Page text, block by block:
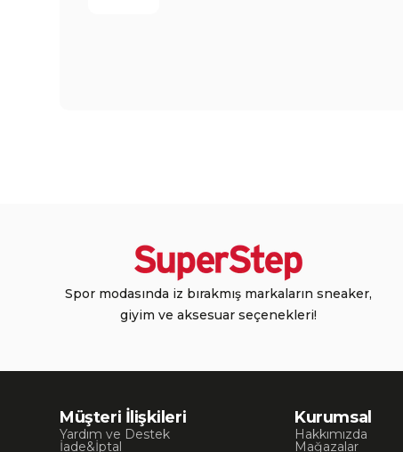
Spor modasında iz bırakmış markaların sneaker,
giyim ve aksesuar seçenekleri!
Müşteri İlişkileri
Yardım ve Destek
İade&İptal
Kurumsal
Hakkımızda
Mağazalar